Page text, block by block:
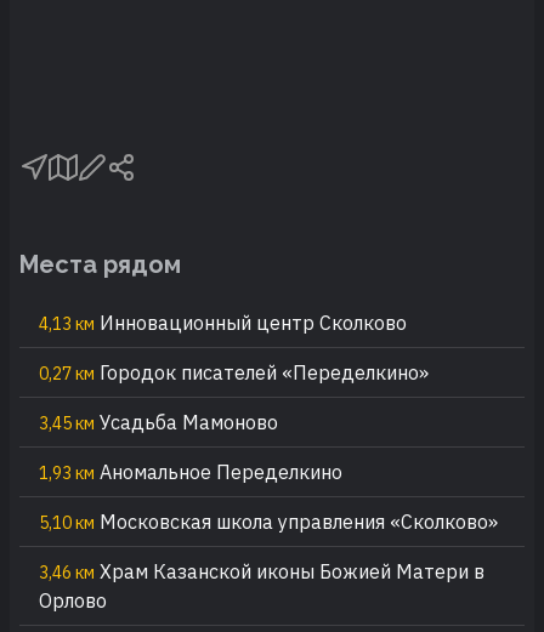
Места рядом
4,13 км Инновационный центр Сколково
0,27 км Городок писателей «Переделкино»
3,45 км Усадьба Мамоново
1,93 км Аномальное Переделкино
5,10 км Московская школа управления «Сколково»
3,46 км Храм Казанской иконы Божией Матери в
Орлово